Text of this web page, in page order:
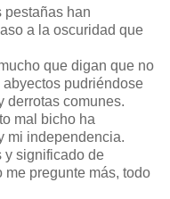
pestañas han
a la oscuridad que
que digan que no
pudriéndose
derrotas comunes.
mal bicho ha
mi independencia.
y significado de
pregunte más, todo